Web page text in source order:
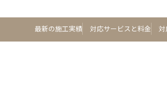
最新の施工実績 対応サービスと料金